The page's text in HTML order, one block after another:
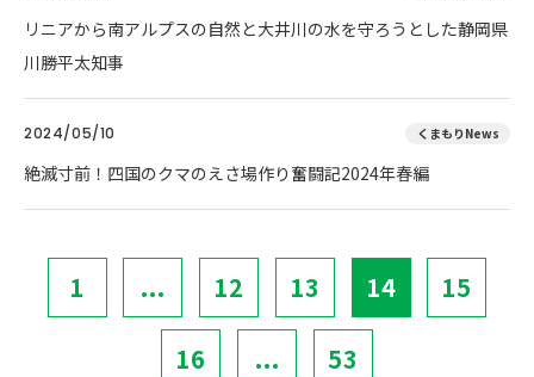
リニアから南アルプスの自然と大井川の水を守ろうとした静岡県
川勝平太知事
2024/05/10 くまもりNews
絶滅寸前！四国のクマのえさ場作り奮闘記2024年春編
1 ... 12 13 14 15
16 ... 53